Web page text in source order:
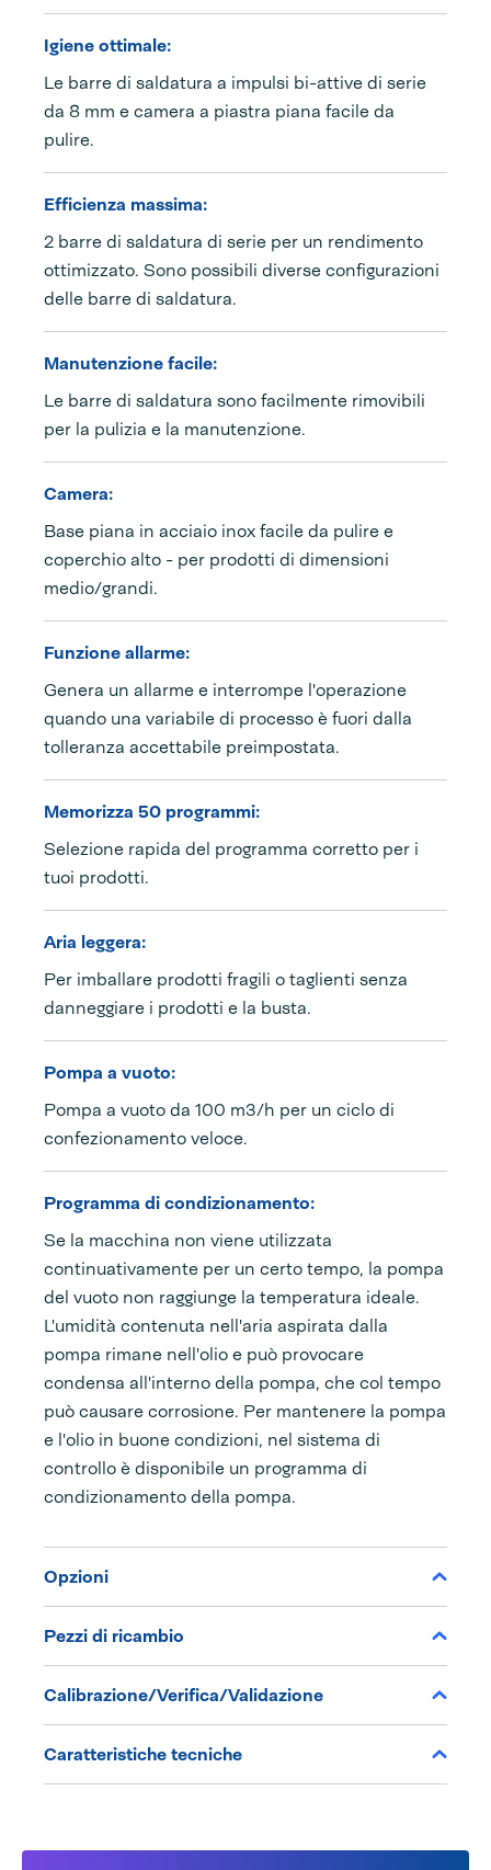
Igiene ottimale:
Le barre di saldatura a impulsi bi-attive di serie
da 8 mm e camera a piastra piana facile da
pulire.
Efficienza massima:
2 barre di saldatura di serie per un rendimento
ottimizzato. Sono possibili diverse configurazioni
delle barre di saldatura.
Manutenzione facile:
Le barre di saldatura sono facilmente rimovibili
per la pulizia e la manutenzione.
Camera:
Base piana in acciaio inox facile da pulire e
coperchio alto - per prodotti di dimensioni
medio/grandi.
Funzione allarme:
Genera un allarme e interrompe l'operazione
quando una variabile di processo è fuori dalla
tolleranza accettabile preimpostata.
Memorizza 50 programmi:
Selezione rapida del programma corretto per i
tuoi prodotti.
Aria leggera:
Per imballare prodotti fragili o taglienti senza
danneggiare i prodotti e la busta.
Pompa a vuoto:
Pompa a vuoto da 100 m3/h per un ciclo di
confezionamento veloce.
Programma di condizionamento:
Se la macchina non viene utilizzata
continuativamente per un certo tempo, la pompa
del vuoto non raggiunge la temperatura ideale.
L'umidità contenuta nell'aria aspirata dalla
pompa rimane nell'olio e può provocare
condensa all'interno della pompa, che col tempo
può causare corrosione. Per mantenere la pompa
e l'olio in buone condizioni, nel sistema di
controllo è disponibile un programma di
condizionamento della pompa.
Opzioni
Pezzi di ricambio
Calibrazione/Verifica/Validazione
Caratteristiche tecniche